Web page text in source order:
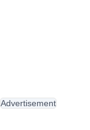
Advertisement